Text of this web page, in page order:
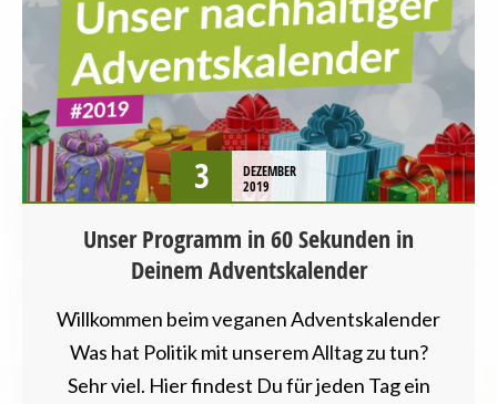
BAYERN
BERLIN
BEZIRKSAMTSWAHL
BEZIRKSWAHL
BRANDENBURG
BREMEN
BUNDESTAGSWAHL
BÜRGERSCHAFTSWAHL
HAMBURG
LANDTAGSWAHL
LANDWIRTSCHAFT
MECKLENBURG-VORPOMMERN
3
DEZEMBER
2019
Unser Programm in 60 Sekunden in
Deinem Adventskalender
Willkommen beim veganen Adventskalender
Was hat Politik mit unserem Alltag zu tun?
Sehr viel. Hier findest Du für jeden Tag ein